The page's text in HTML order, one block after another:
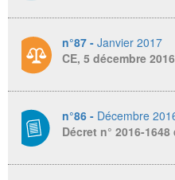
n°87 - Janvier 2017
CE, 5 décembre
n°86 - Décembre
Décret n° 2016-